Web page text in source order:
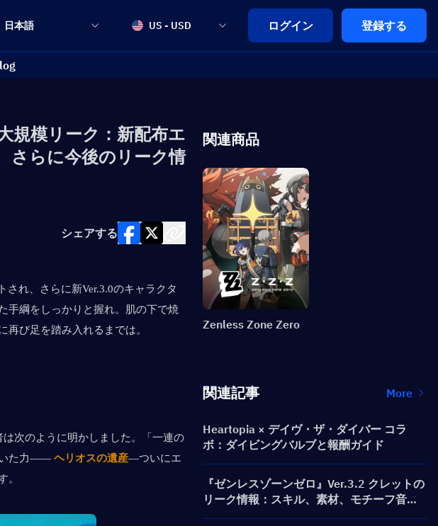
日本語 US - USD ログイン 登録する
規模リーク：新配布エ
さらに今後のリーク情
シェアする
され、さらに新Ver.3.0のキャラクタ
手綱をしっかりと握れ。肌の下で焼
び足を踏み入れるまでは。
は次のように明かしました。「一連の
いた力—— ヘリオスの遺産—ついにエ
。
関連商品
Zenless Zone Zero
関連記事 More
Heartopia × デイヴ・ザ・ダイバー コラ
ボ：ダイビングバルブと報酬ガイド
『ゼンレスゾーンゼロ』Ver.3.2 クレットの
リーク情報：スキル、素材、モチーフ音動
機、心象映画